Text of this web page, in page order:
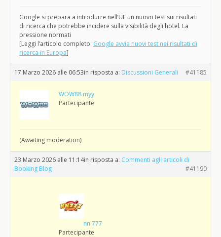
Google si prepara a introdurre nell’UE un nuovo test sui risultati
di ricerca che potrebbe incidere sulla visibilità degli hotel. La
pressione normati
[Leggi l’articolo completo: Google avvia nuovi test nei risultati di
ricerca in Europa]
17 Marzo 2026 alle 06:53in risposta a: Discussioni Generali #41185
WOW88 myy
Partecipante
(Awaiting moderation)
23 Marzo 2026 alle 11:14in risposta a: Commenti agli articoli di
Booking Blog
#41190
nn 777
Partecipante